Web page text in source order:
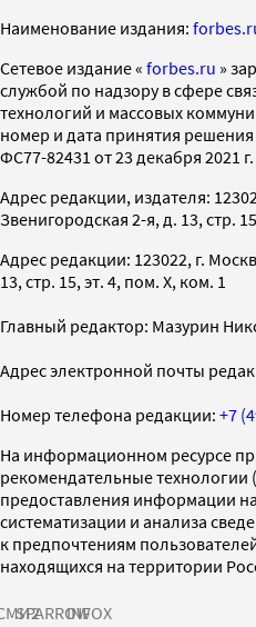
Наименование издания:
Cетевое издание « forbes.ru »
службой по надзору в сфере
технологий и массовых
номер и дата принятия
ФС77-82431 от 23 декабря 2021 г.
Адрес редакции, издателя:
Звенигородская 2-я, д. 13, стр.
Адрес редакции: 123022, г.
13, стр. 15, эт. 4, пом. X, ком. 1
Главный редактор: Мазурин
Адрес электронной почты
Номер телефона редакции: +7
На информационном ресурсе
рекомендательные
предоставления информации
систематизации и анализа
к предпочтениям
находящихся на территории
SPARROWINFOX